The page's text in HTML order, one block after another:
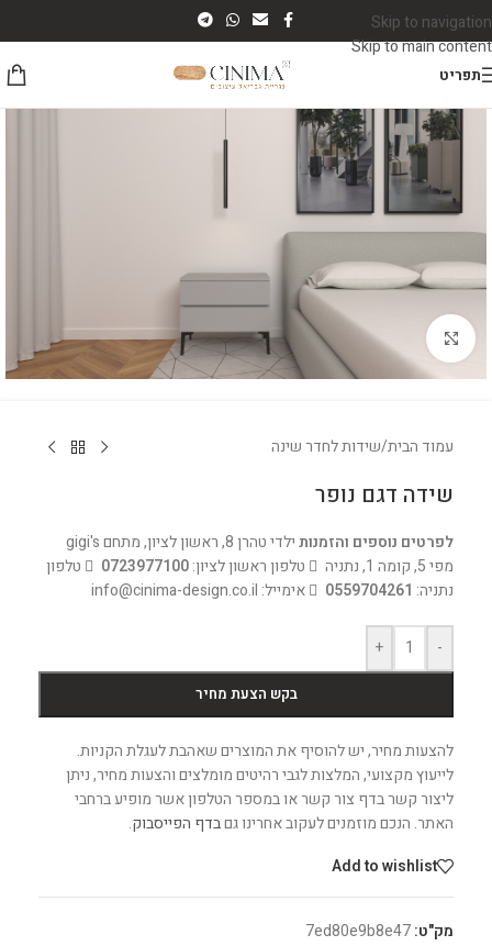
Skip to navigation
Skip to main content
תפריט
לחץ להגדלה
עמוד הבית/שידות לחדר שינה
שידה דגם נופר
לפרטים נוספים והזמנותילדי טהרן 8, ראשון לציון, מתחם gigi's
מפי 5, קומה 1, נתניה
טלפון ראשון לציון:0723977100
טלפון
נתניה: 0559704261 אימייל: info@cinima-design.co.il
-
+
בקש הצעת מחיר
להצעות מחיר, יש להוסיף את המוצרים שאהבת לעגלת הקניות.
לייעוץ מקצועי, המלצות לגבי רהיטים מומלצים והצעות מחיר, ניתן
ליצור קשר בדף צור קשר או במספר הטלפון אשר מופיע ברחבי
האתר. הנכם מוזמנים לעקוב אחרינו גםבדף הפייסבוק.
Add to wishlist
מק"ט:7ed80e9b8e47